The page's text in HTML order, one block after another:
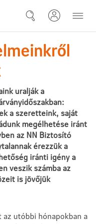
uralják a
a szeretteink, saját
megélhetése iránt
az NN Biztosító
érezzük a
iránti igény a
veszik számba az
is jövőjük
utóbbi hónapokban a